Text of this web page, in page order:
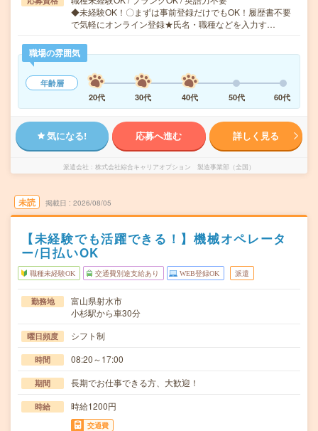
◆未経験OK！〇まずは事前登録だけでもOK！履歴書不要
で気軽にオンライン登録★氏名・職種などを入力す…
職場の雰囲気
年齢層
20代
30代 40代 50代 60代
気になる! 応募へ進む 詳しく見る
派遣会社 株式会社綜合キャリアオプション 製造事業部（全国）
未読 掲載日 2026/08/05
【未経験でも活躍できる！】機械オペレータ
ー/日払いOK
職種未経験OK 交通費別途支給あり WEB登録OK 派遣
勤務地
富山県射水市
小杉駅から車30分
曜日頻度 シフト制
時間 08:20～17:00
期間 長期でお仕事できる方、大歓迎！
時給 時給1200円
交通費